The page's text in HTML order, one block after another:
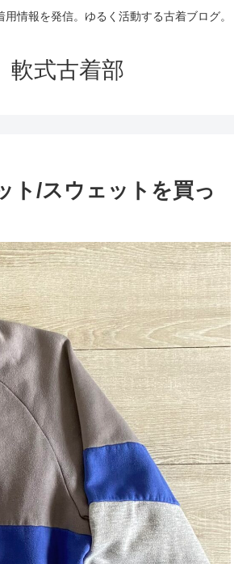
情報を発信。ゆるく活動する古着ブログ。
軟式古着部
ト/スウェットを買っ